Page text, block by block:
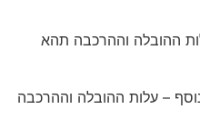
– עלות ההובלה וההרכבה תהא
נוסף – עלות ההובלה וההרכבה